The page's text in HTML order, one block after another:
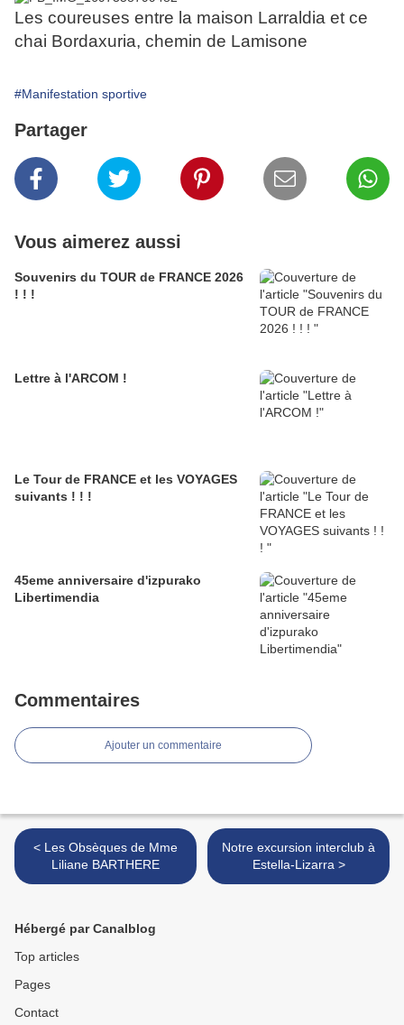
Les coureuses entre la maison Larraldia et ce
chai Bordaxuria, chemin de Lamisone
#Manifestation sportive
Partager
Vous aimerez aussi
Souvenirs du TOUR de FRANCE 2026
! ! !
Lettre à l'ARCOM !
Le Tour de FRANCE et les VOYAGES
suivants ! ! !
45eme anniversaire d'izpurako
Libertimendia
Commentaires
Ajouter un commentaire
< Les Obsèques de Mme
Liliane BARTHERE
Notre excursion interclub à
Estella-Lizarra >
Hébergé par Canalblog
Top articles
Pages
Contact